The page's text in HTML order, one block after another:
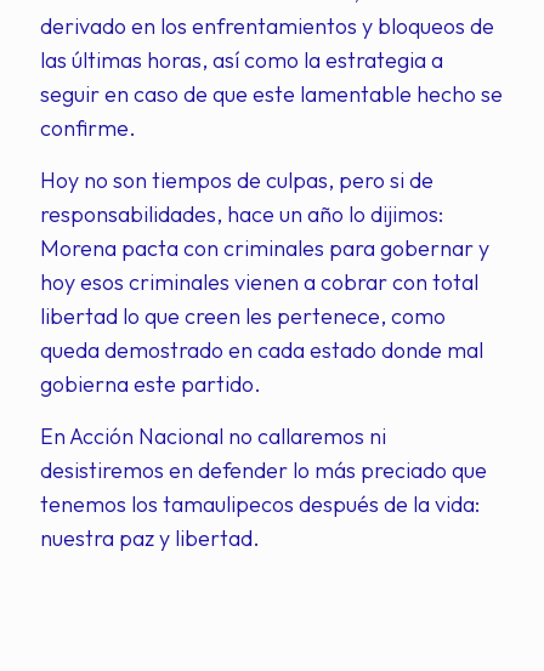
derivado en los enfrentamientos y bloqueos de
las últimas horas, así como la estrategia a
seguir en caso de que este lamentable hecho se
confirme.
Hoy no son tiempos de culpas, pero si de
responsabilidades, hace un año lo dijimos:
Morena pacta con criminales para gobernar y
hoy esos criminales vienen a cobrar con total
libertad lo que creen les pertenece, como
queda demostrado en cada estado donde mal
gobierna este partido.
En Acción Nacional no callaremos ni
desistiremos en defender lo más preciado que
tenemos los tamaulipecos después de la vida:
nuestra paz y libertad.